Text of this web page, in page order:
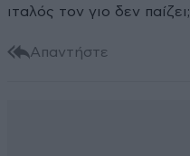
ιταλός τον γιο δεν παίζει;
Απαντήστε